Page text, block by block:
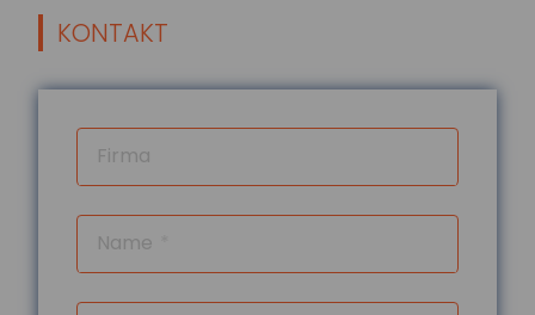
Pläne abgeschlos...
Passagierrechte auf
Reisen
Verspätungen, ausgefallene Flüge oder
verpasste Anschlussverbindungen
können den Sommerurlaub schnell zum
Albtraum mache...
mehr...
KONTAKT
Firma
Name